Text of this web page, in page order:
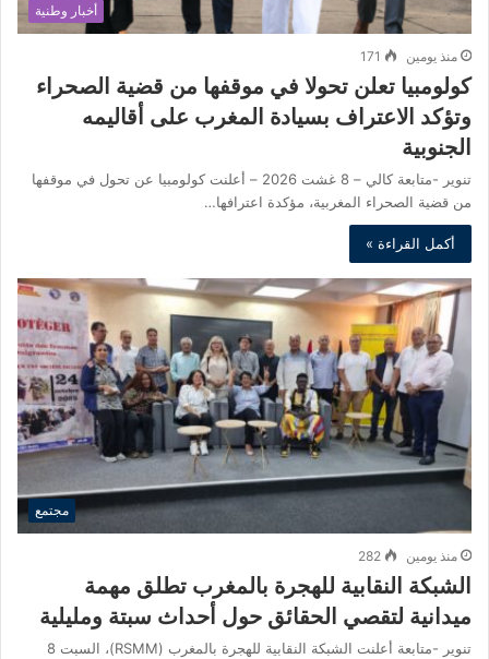
أخبار وطنية
منذ يومين 171
كولومبيا تعلن تحولا في موقفها من قضية الصحراء
وتؤكد الاعتراف بسيادة المغرب على أقاليمه
الجنوبية
تنوير -متابعة كالي – 8 غشت 2026 – أعلنت كولومبيا عن تحول في موقفها
من قضية الصحراء المغربية، مؤكدة اعترافها…
أكمل القراءة »
مجتمع
منذ يومين 282
الشبكة النقابية للهجرة بالمغرب تطلق مهمة
ميدانية لتقصي الحقائق حول أحداث سبتة ومليلية
تنوير -متابعة أعلنت الشبكة النقابية للهجرة بالمغرب (RSMM)، السبت 8